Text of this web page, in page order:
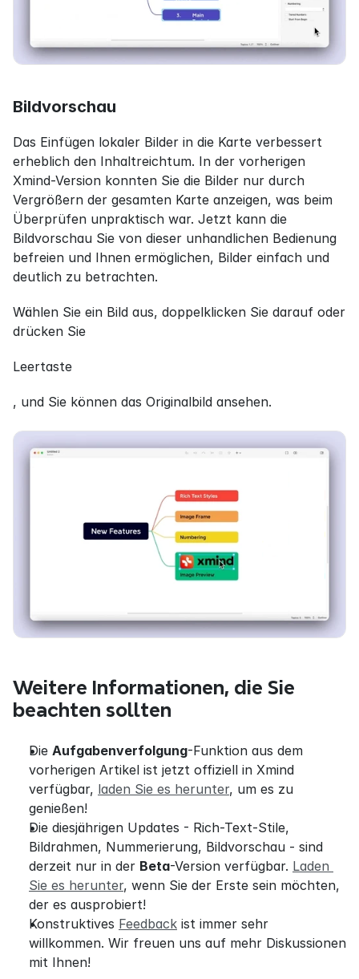
Bildvorschau
Das Einfügen lokaler Bilder in die Karte verbessert
erheblich den Inhaltreichtum. In der vorherigen
Xmind-Version konnten Sie die Bilder nur durch
Vergrößern der gesamten Karte anzeigen, was beim
Überprüfen unpraktisch war. Jetzt kann die
Bildvorschau Sie von dieser unhandlichen Bedienung
befreien und Ihnen ermöglichen, Bilder einfach und
deutlich zu betrachten.
Wählen Sie ein Bild aus, doppelklicken Sie darauf oder
drücken Sie
Leertaste
, und Sie können das Originalbild ansehen.
Weitere Informationen, die Sie
beachten sollten
Die Aufgabenverfolgung-Funktion aus dem
vorherigen Artikel ist jetzt offiziell in Xmind
verfügbar, laden Sie es herunter, um es zu
genießen!
Die diesjährigen Updates - Rich-Text-Stile,
Bildrahmen, Nummerierung, Bildvorschau - sind
derzeit nur in der Beta-Version verfügbar. Laden
Sie es herunter, wenn Sie der Erste sein möchten,
der es ausprobiert!
Konstruktives Feedback ist immer sehr
willkommen. Wir freuen uns auf mehr Diskussionen
mit Ihnen!